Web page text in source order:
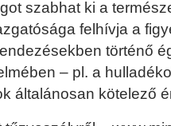
szabhat ki a
felhívja a
történő
– pl. a
általánosan kötelező